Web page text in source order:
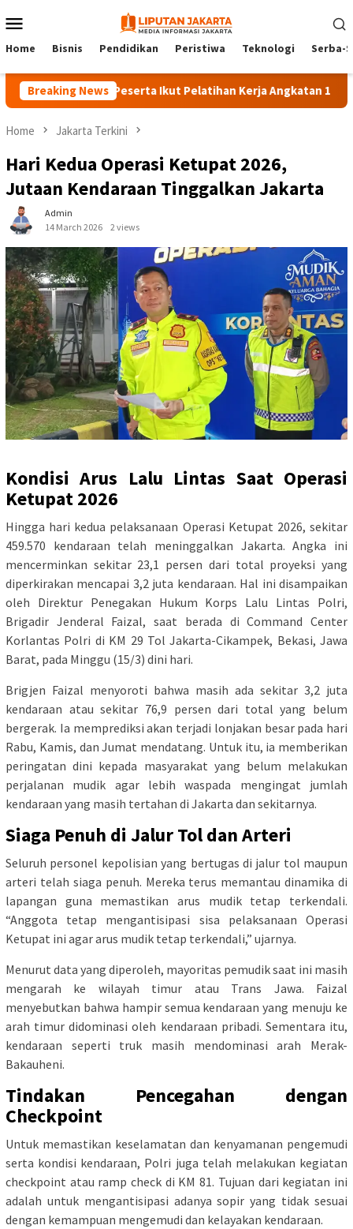
to
Menu
Home Bisnis Pendidikan Peristiwa Teknologi Serba-
Breaking News
140 Peserta Ikut Pelatihan Kerja Angkatan 1 di PPKD
Home Jakarta Terkini
Hari Kedua Operasi Ketupat 2026,
Jutaan Kendaraan Tinggalkan Jakarta
Admin
14 March 2026
2 views
Kondisi Arus Lalu Lintas Saat Operasi
Ketupat 2026
Hingga hari kedua pelaksanaan Operasi Ketupat 2026, sekitar
459.570 kendaraan telah meninggalkan Jakarta. Angka ini
mencerminkan sekitar 23,1 persen dari total proyeksi yang
diperkirakan mencapai 3,2 juta kendaraan. Hal ini disampaikan
oleh Direktur Penegakan Hukum Korps Lalu Lintas Polri,
Brigadir Jenderal Faizal, saat berada di Command Center
Korlantas Polri di KM 29 Tol Jakarta-Cikampek, Bekasi, Jawa
Barat, pada Minggu (15/3) dini hari.
Brigjen Faizal menyoroti bahwa masih ada sekitar 3,2 juta
kendaraan atau sekitar 76,9 persen dari total yang belum
bergerak. Ia memprediksi akan terjadi lonjakan besar pada hari
Rabu, Kamis, dan Jumat mendatang. Untuk itu, ia memberikan
peringatan dini kepada masyarakat yang belum melakukan
perjalanan mudik agar lebih waspada mengingat jumlah
kendaraan yang masih tertahan di Jakarta dan sekitarnya.
Siaga Penuh di Jalur Tol dan Arteri
Seluruh personel kepolisian yang bertugas di jalur tol maupun
arteri telah siaga penuh. Mereka terus memantau dinamika di
lapangan guna memastikan arus mudik tetap terkendali.
“Anggota tetap mengantisipasi sisa pelaksanaan Operasi
Ketupat ini agar arus mudik tetap terkendali,” ujarnya.
Menurut data yang diperoleh, mayoritas pemudik saat ini masih
mengarah ke wilayah timur atau Trans Jawa. Faizal
menyebutkan bahwa hampir semua kendaraan yang menuju ke
arah timur didominasi oleh kendaraan pribadi. Sementara itu,
kendaraan seperti truk masih mendominasi arah Merak-
Bakauheni.
Tindakan Pencegahan dengan
Checkpoint
Untuk memastikan keselamatan dan kenyamanan pengemudi
serta kondisi kendaraan, Polri juga telah melakukan kegiatan
checkpoint atau ramp check di KM 81. Tujuan dari kegiatan ini
adalah untuk mengantisipasi adanya sopir yang tidak sesuai
dengan kemampuan mengemudi dan kelayakan kendaraan.